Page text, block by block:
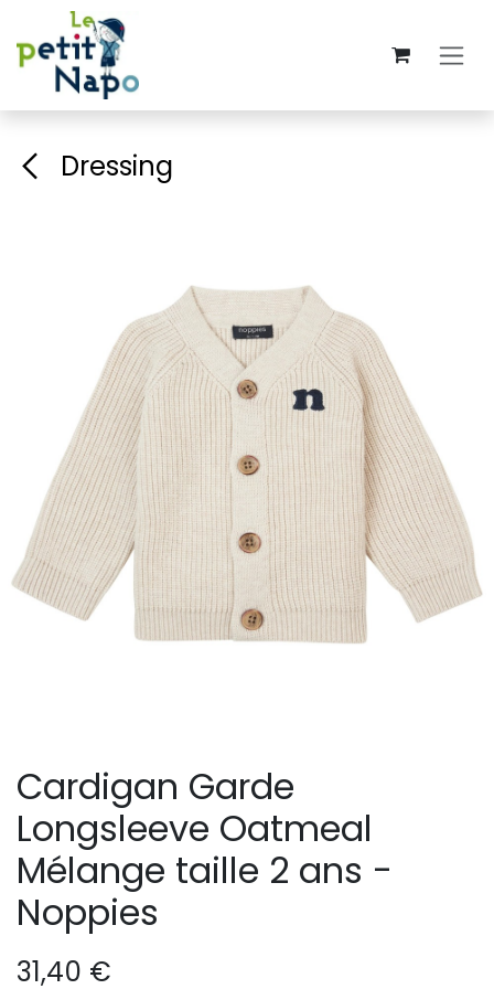
Se rendre au contenu
Dressing
Cardigan Garde
Longsleeve Oatmeal
Mélange taille 2 ans -
Noppies
31,40 €